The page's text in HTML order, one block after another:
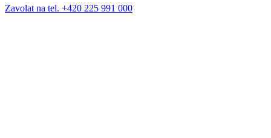
Zavolat na tel. +420 225 991 000